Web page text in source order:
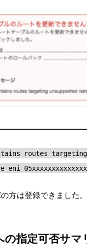
routes targeting
eni-
方は登録できました。
指定可否サマ